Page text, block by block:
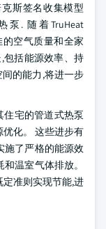
斯签名收集模型
泵. 随着TruHeat
的空气质量和全家
包括能源效率、持
的能力,将进一步
住宅的管道式热泵
化。 这些进步有
施了严格的能源效
温室气体排放。
准则实现节能,进